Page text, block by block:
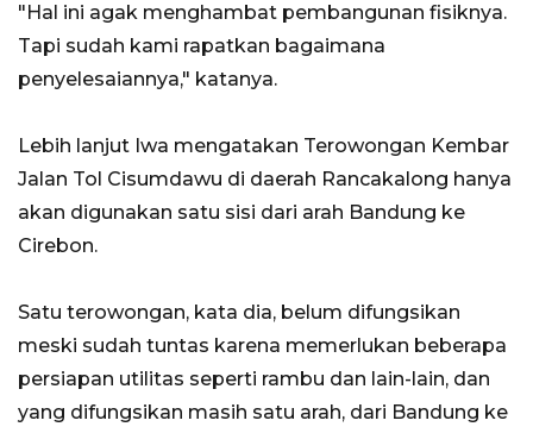
"Hal ini agak menghambat pembangunan fisiknya.
Tapi sudah kami rapatkan bagaimana
penyelesaiannya," katanya.
Lebih lanjut Iwa mengatakan Terowongan Kembar
Jalan Tol Cisumdawu di daerah Rancakalong hanya
akan digunakan satu sisi dari arah Bandung ke
Cirebon.
Satu terowongan, kata dia, belum difungsikan
meski sudah tuntas karena memerlukan beberapa
persiapan utilitas seperti rambu dan lain-lain, dan
yang difungsikan masih satu arah, dari Bandung ke